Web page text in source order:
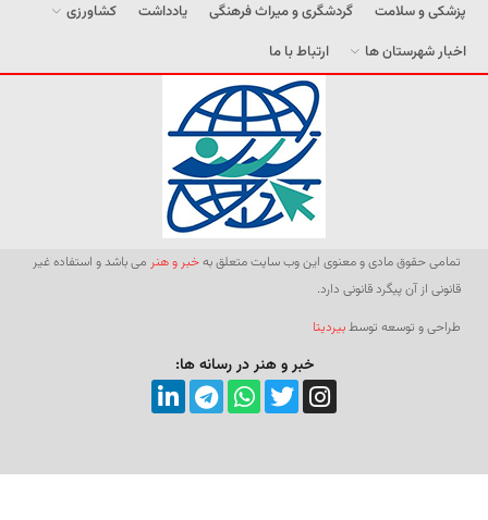
پزشکی و سلامت
گردشگری و میراث فرهنگی یادداشت
کشاورزی
اخبار شهرستان ها
ارتباط با ما
تمامی حقوق مادی و معنوی این وب سایت متعلق بهخبر و هنر می باشد و استفاده غیر
قانونی از آن پیگرد قانونی دارد.
طراحی و توسعه توسطبیردیتا
خبر و هنر در رسانه ها: